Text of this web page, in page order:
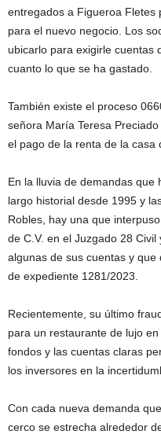
entregados a Figueroa Fletes
para el nuevo negocio. Los
ubicarlo para exigirle cuentas
cuanto lo que se ha gastado.
También existe el proceso
señora María Teresa
el pago de la renta de la casa
En la lluvia de demandas que
largo historial desde 1995 y
Robles, hay una que
de C.V. en el Juzgado 28
algunas de sus cuentas y
de expediente 1281/2023.
Recientemente, su último
para un restaurante de lujo
fondos y las cuentas claras
los inversores en la
Con cada nueva demanda
cerco se estrecha alrededor